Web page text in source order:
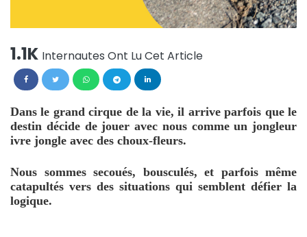
1.1K Internautes Ont Lu Cet Article
Dans le grand cirque de la vie, il arrive parfois que le
destin décide de jouer avec nous comme un jongleur
ivre jongle avec des choux-fleurs.
Nous sommes secoués, bousculés, et parfois même
catapultés vers des situations qui semblent défier la
logique.